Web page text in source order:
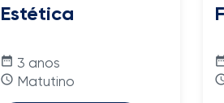
Estética
date_range 3 anos
access_time Matutino